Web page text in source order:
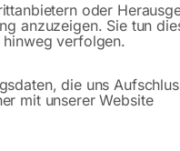
Lieferzeit:ca. 2 - 3 Tage
oder
anzuzeigen. Sie tun
hinweg verfolgen.
die uns
mit unserer Website